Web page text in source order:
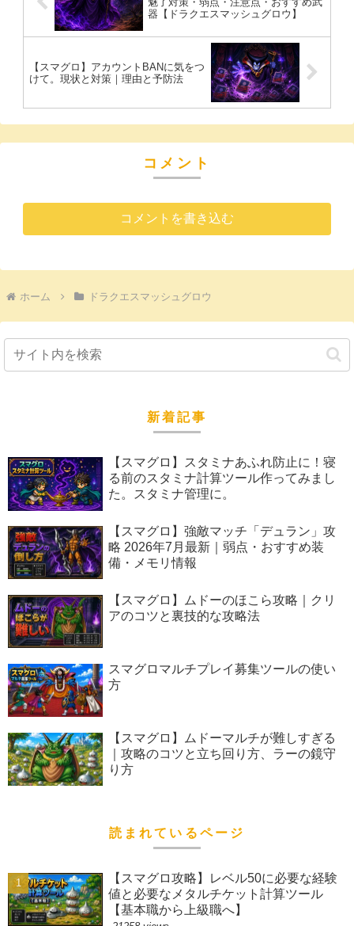
器【ドラクエスマッシュグロウ】
【スマグロ】アカウントBANに気をつ
けて。現状と対策｜理由と予防法
コメント
コメントを書き込む
ホーム ドラクエスマッシュグロウ
新着記事
【スマグロ】スタミナあふれ防止に！寝
る前のスタミナ計算ツール作ってみまし
た。スタミナ管理に。
【スマグロ】強敵マッチ「デュラン」攻
略 2026年7月最新｜弱点・おすすめ装
備・メモリ情報
【スマグロ】ムドーのほこら攻略｜クリ
アのコツと裏技的な攻略法
スマグロマルチプレイ募集ツールの使い
方
【スマグロ】ムドーマルチが難しすぎる
｜攻略のコツと立ち回り方、ラーの鏡守
り方
読まれているページ
【スマグロ攻略】レベル50に必要な経験
値と必要なメタルチケット計算ツール
【基本職から上級職へ】